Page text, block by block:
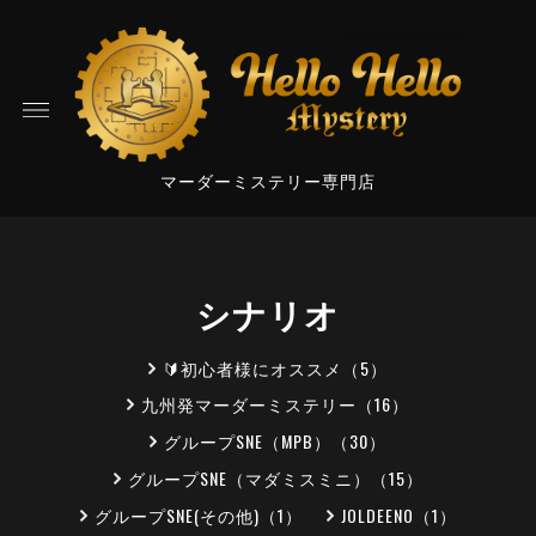
マーダーミステリー専門店
シナリオ
🔰初心者様にオススメ（5）
九州発マーダーミステリー（16）
グループSNE（MPB）（30）
グループSNE（マダミスミニ）（15）
グループSNE(その他)（1）
JOLDEENO（1）